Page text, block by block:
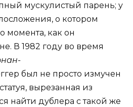
мускулистый парень; у
о котором
момента, как он
В 1982 году во время
был не просто измучен
вырезанная из
найти дублера с такой же